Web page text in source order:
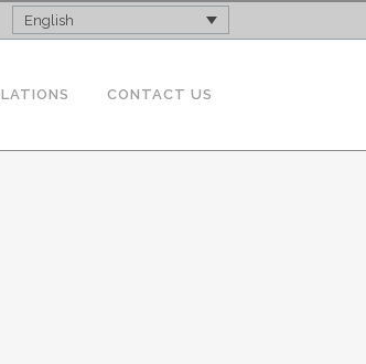
English
CONTACT US